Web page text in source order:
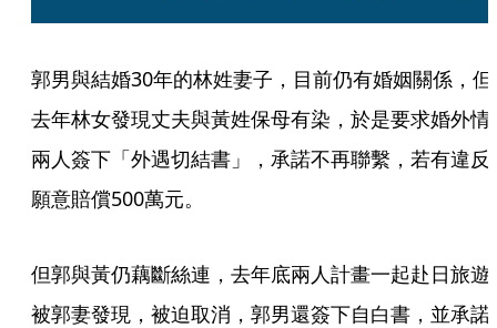
郭男與結婚30年的林姓妻子，目前仍有婚姻關係，但
去年林女發現丈夫與黃姓保母有染，於是要求婚外情
兩人簽下「外遇切結書」，承諾不再聯繫，若有違反
願意賠償500萬元。
但郭與黃仍藕斷絲連，去年底兩人計畫一起赴日旅遊
被郭妻發現，被迫取消，郭男還簽下自白書，並承諾